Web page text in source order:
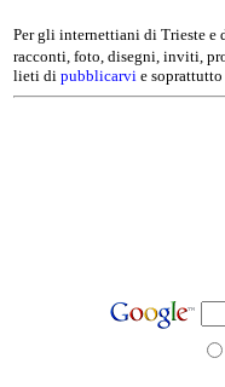
Per gli internettiani di Trieste e
racconti, foto, disegni, inviti,
lieti di pubblicarvi e